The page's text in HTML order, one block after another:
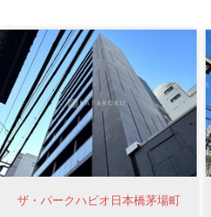
ザ・パークハビオ日本橋茅場町